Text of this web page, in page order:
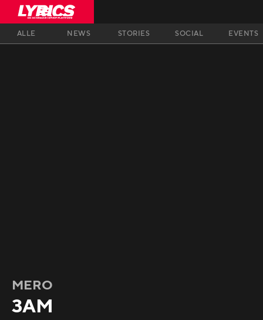
ALLE NEWS STORIES SOCIAL EVENTS
MERO
3AM